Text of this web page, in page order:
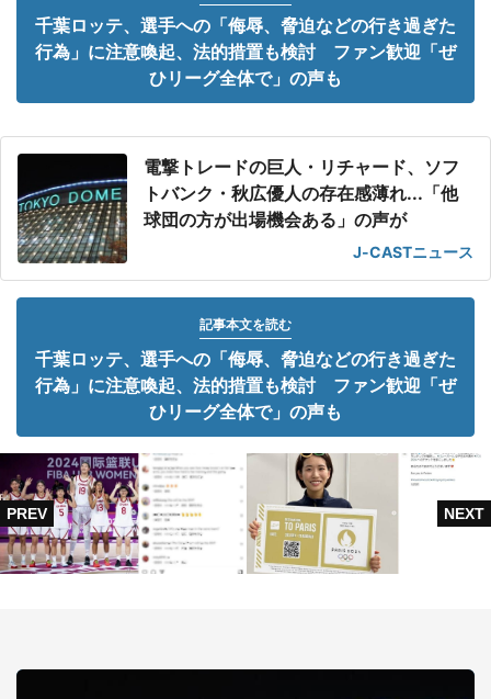
千葉ロッテ、選手への「侮辱、脅迫などの行き過ぎた
行為」に注意喚起、法的措置も検討 ファン歓迎「ぜ
ひリーグ全体で」の声も
電撃トレードの巨人・リチャード、ソフ
トバンク・秋広優人の存在感薄れ...「他
球団の方が出場機会ある」の声が
J-CASTニュース
記事本文を読む
千葉ロッテ、選手への「侮辱、脅迫などの行き過ぎた
行為」に注意喚起、法的措置も検討 ファン歓迎「ぜ
ひリーグ全体で」の声も